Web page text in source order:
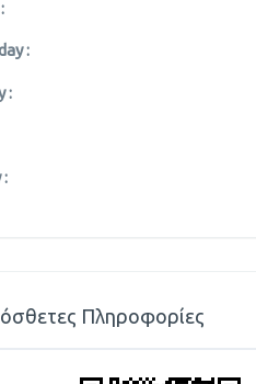
:
:
:
Πληροφορίες